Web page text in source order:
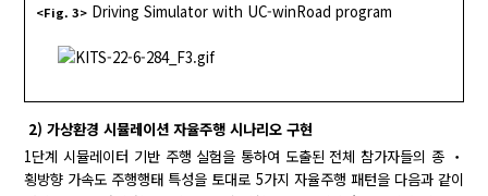
<Fig. 3> Driving Simulator with UC-winRoad program
2) 가상환경 시뮬레이션 자율주행 시나리오 구현
1단계 시뮬레이터 기반 주행 실험을 통하여 도출된 전체 참가자들의 종 ‧
횡방향 가속도 주행행태 특성을 토대로 5가지 자율주행 패턴을 다음과 같이